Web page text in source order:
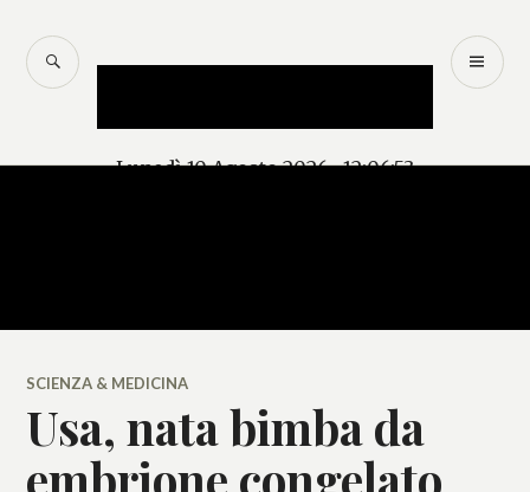
contenuto
Lunedì 10 Agosto 2026, 12:06:53
Mercurio – Il "dio"
CERCA
SCIENZA & MEDICINA
Usa, nata bimba da
embrione congelato